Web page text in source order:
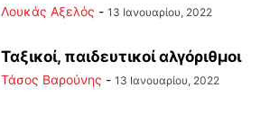
Λουκάς Αξελός - 13 Ιανουαρίου, 2022
Ταξικοί, παιδευτικοί αλγόριθμοι
Τάσος Βαρούνης - 13 Ιανουαρίου, 2022